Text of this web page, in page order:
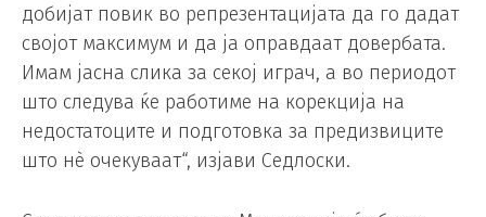
добијат повик во репрезентацијата да го дадат
својот максимум и да ја оправдаат довербата.
Имам јасна слика за секој играч, а во периодот
што следува ќе работиме на корекција на
недостатоците и подготовка за предизвиците
што нè очекуваат“, изјави Седлоски.